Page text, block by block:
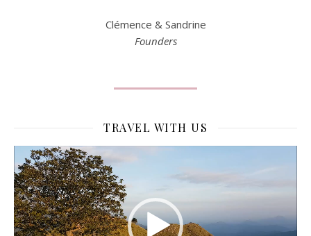
Clémence & Sandrine
Founders
TRAVEL WITH US
Lecteur
vidéo